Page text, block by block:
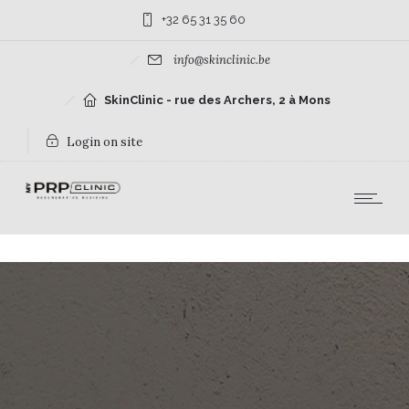
+32 65 31 35 60
info@skinclinic.be
SkinClinic - rue des Archers, 2 à Mons
Login on site